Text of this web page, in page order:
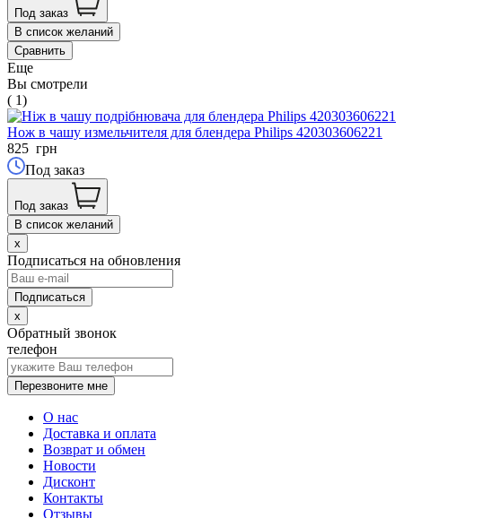
Под заказ
В список желаний
Сравнить
Еще
Вы смотрели
( 1)
Нож в чашу измельчителя для блендера Philips 420303606221
825 грн
Под заказ
Под заказ
В список желаний
x
Подписаться на обновления
x
Обратный звонок
телефон
Перезвоните мне
О нас
Доставка и оплата
Возврат и обмен
Новости
Дисконт
Контакты
Отзывы